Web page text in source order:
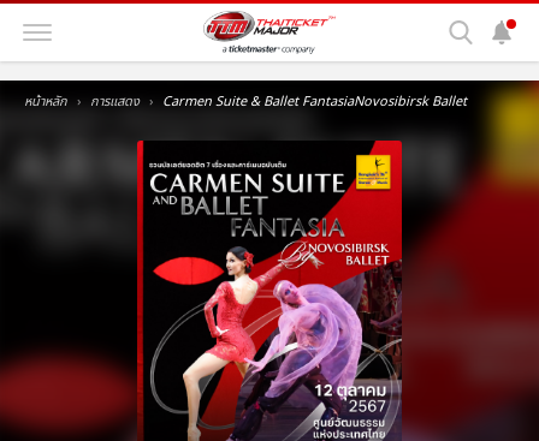
หน้าหลัก การแสดง Carmen Suite & Ballet FantasiaNovosibirsk Ballet